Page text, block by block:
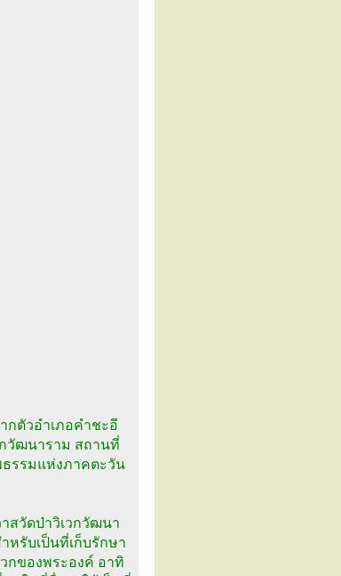
กตัวอำเภอคำชะอี
วัฒนาราม สถานที่
ธรรมแห่งภาคตะวัน
สวัดป่าวิเวกวัฒนา
หรับเป็นที่เก็บรักษา
กของพระองค์ อาทิ